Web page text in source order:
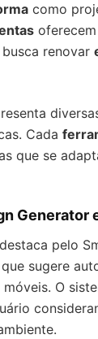
como
oferecem
renovar
Cada
que se
Generator
pelo
sugere
O